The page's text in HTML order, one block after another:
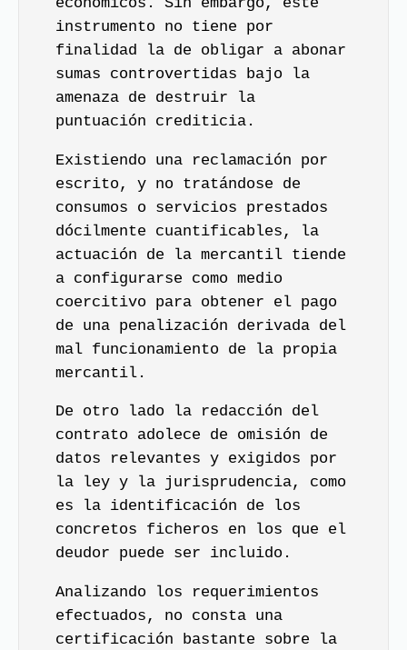
instrumento no tiene por
finalidad la de obligar a abonar
sumas controvertidas bajo la
amenaza de destruir la
puntuación crediticia.
Existiendo una reclamación por
escrito, y no tratándose de
consumos o servicios prestados
dócilmente cuantificables, la
actuación de la mercantil tiende
a configurarse como medio
coercitivo para obtener el pago
de una penalización derivada del
mal funcionamiento de la propia
mercantil.
De otro lado la redacción del
contrato adolece de omisión de
datos relevantes y exigidos por
la ley y la jurisprudencia, como
es la identificación de los
concretos ficheros en los que el
deudor puede ser incluido.
Analizando los requerimientos
efectuados, no consta una
certificación bastante sobre la